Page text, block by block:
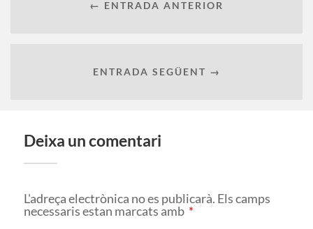
← ENTRADA ANTERIOR
ENTRADA SEGÜENT →
Deixa un comentari
L'adreça electrònica no es publicarà. Els camps
necessaris estan marcats amb *